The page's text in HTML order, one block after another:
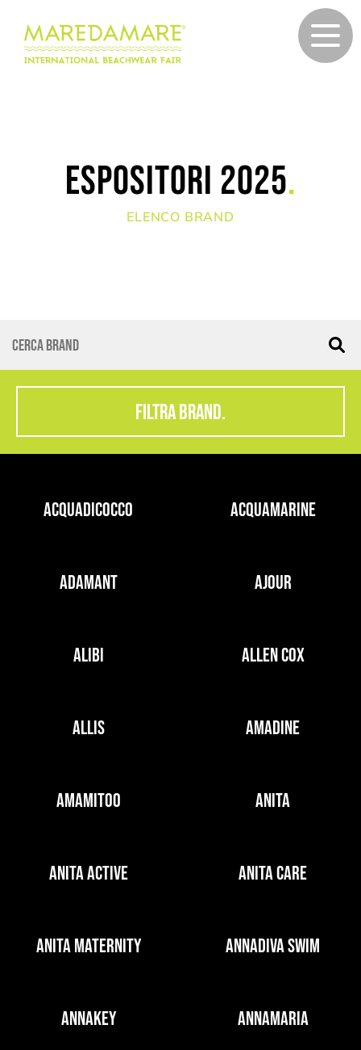
Espositori 2025.
ELENCO BRAND
FILTRA BRAND.
ACQUADICOCCO ACQUAMARINE
ADAMANT AJOUR
ALIBI ALLEN COX
ALLIS AMADINE
AMAMITOO ANITA
ANITA ACTIVE ANITA CARE
ANITA MATERNITY ANNADIVA SWIM
ANNAKEY ANNAMARIA